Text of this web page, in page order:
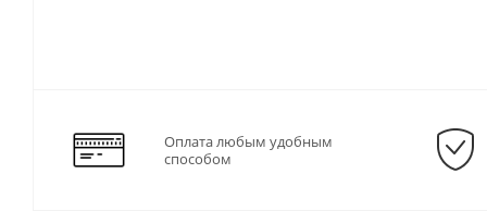
Оплата любым удобным
способом